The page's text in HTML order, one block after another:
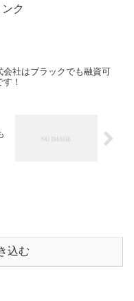
ク
会社はブラックでも融資可
！
込む